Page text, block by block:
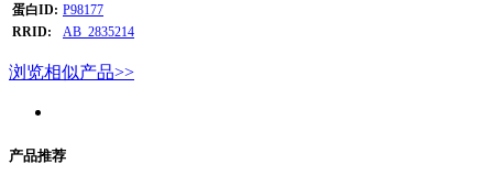
蛋白ID: P98177
RRID:
AB_2835214
浏览相似产品>>
产品推荐